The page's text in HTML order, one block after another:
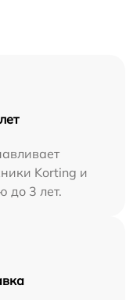
Korting и
до 3 лет.